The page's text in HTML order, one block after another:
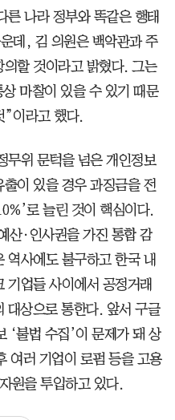
른 나라 정부와 똑같은 행태
데, 김 의원은 백악관과 주
할 것이라고 밝혔다. 그는
마찰이 있을 수 있기 때문
”이라고 했다.
무위 문턱을 넘은 개인정보
이 있을 경우 과징금을 전
로 늘린 것이 핵심이다.
산·인사권을 가진 통합 감
역사에도 불구하고 한국 내
기업들 사이에서 공정거래
대상으로 통한다. 앞서 구글
‘불법 수집’이 문제가 돼 상
여러 기업이 로펌 등을 고용
원을 투입하고 있다.